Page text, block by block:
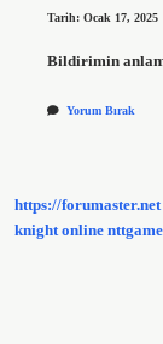
Tarih: Ocak 17, 2025
Bildirimin
Yorum Bırak
https://forumaster.net
knight online nttgame